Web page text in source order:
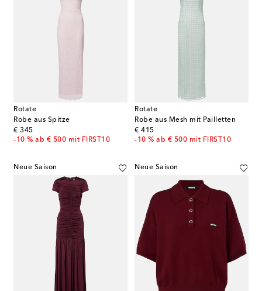
Rotate
Robe aus Spitze
€ 345
original price
-10 % ab € 500 mit FIRST10
Rotate
Robe aus Mesh mit Pailletten
€ 415
original price
-10 % ab € 500 mit FIRST10
Neue Saison Neue Saison